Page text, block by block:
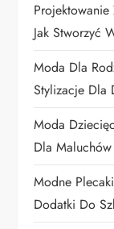
o
w
Jak Stworzyć
Moda Dla
Stylizacje Dla
Moda
Dla Maluchów
Modne
Dodatki Do